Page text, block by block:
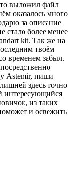
выложил файл
оказалось много
за описание
стало более менее
kit. Так же на
твоём
временем забыл.
Astemir, пиши
здесь точно
интересующийся
из таких
и освежить